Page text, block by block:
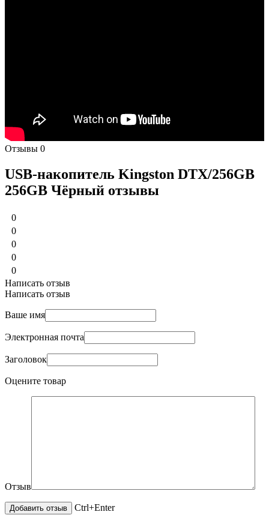
Отзывы 0
USB-накопитель Kingston DTX/256GB
256GB Чёрный отзывы
0
0
0
0
0
Написать отзыв
Написать отзыв
Ваше имя
Электронная почта
Заголовок
Оцените товар
Отзыв
Ctrl+Enter